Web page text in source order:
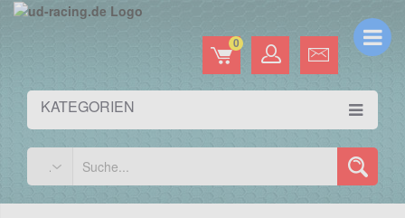
KATEGORIEN
0